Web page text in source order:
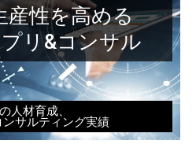
産性を高める
リ&コンサル
人材育成、
ンサルティング実績